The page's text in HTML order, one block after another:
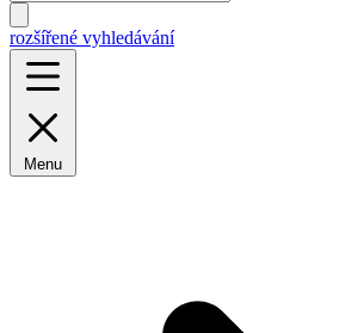
rozšířené vyhledávání
Menu